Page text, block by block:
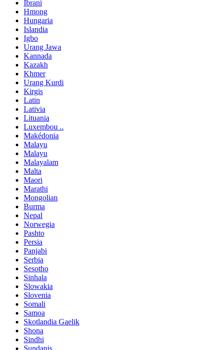
Ibrani
Hmong
Hungaria
Islandia
Igbo
Urang Jawa
Kannada
Kazakh
Khmer
Urang Kurdi
Kirgis
Latin
Lativia
Lituania
Luxembou ..
Makédonia
Malayu
Malayu
Malayalam
Malta
Maori
Marathi
Mongolian
Burma
Nepal
Norwegia
Pashto
Persia
Panjabi
Serbia
Sesotho
Sinhala
Slowakia
Slovenia
Somali
Samoa
Skotlandia Gaelik
Shona
Sindhi
Sundanis